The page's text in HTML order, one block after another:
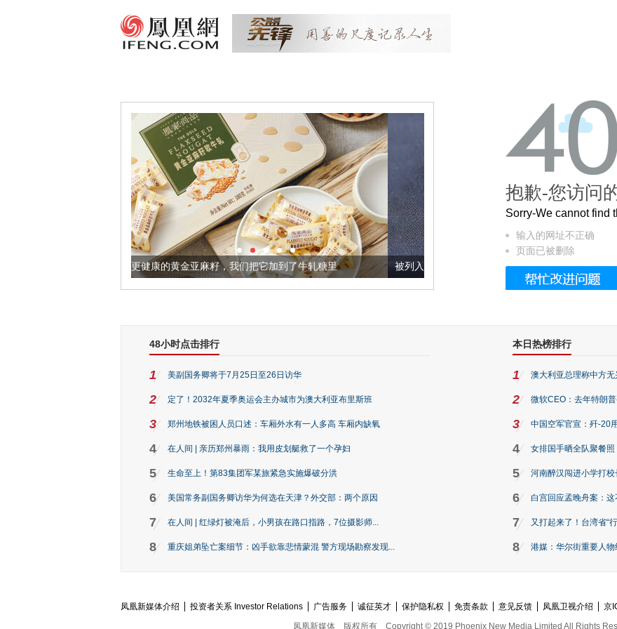
让身体更健康的黄金亚麻籽，我们把它加到了牛轧糖里 被列入佛家七宝的它到底有多美？
抱歉-您访问
Sorry-We cannot find
输入的网址不正确
页面已被删除
48小时点击排行
1 美副国务卿将于7月25日至26日访华
2 定了！2032年夏季奥运会主办城市为澳大利亚布里斯班
3 郑州地铁被困人员口述：车厢外水有一人多高 车厢内缺氧
4 在人间 | 亲历郑州暴雨：我用皮划艇救了一个孕妇
5 生命至上！第83集团军某旅紧急实施爆破分洪
6 美国常务副国务卿访华为何选在天津？外交部：两个原因
7 在人间 | 红绿灯被淹后，小男孩在路口指路，7位摄影师...
8 重庆姐弟坠亡案细节：凶手欲靠悲情蒙混 警方现场勘察发现...
本日热榜排行
1 澳大利亚总理称中方
2 微软CEO：去年特朗
3 中国空军官宣：歼-20
4 女排国手晒全队聚餐
5 河南醉汉闯进小学打
6 白宫回应孟晚舟案：这
7 又打起来了！台湾省“
8 港媒：华尔街重要人物
凤凰新媒体介绍 投资者关系 Investor Relations 广告服务 诚征英才 保护隐私权 免责条款 意见反馈 凤凰卫视介绍 京
凤凰新媒体
版权所有 Copyright © 2019 Phoenix New Media Limited All Rights